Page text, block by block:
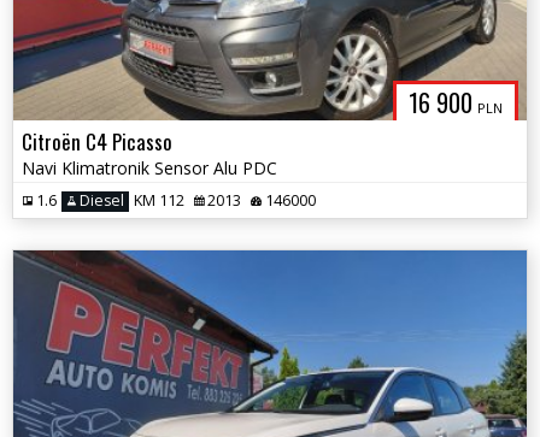
16 900 PLN
Citroën C4 Picasso
Navi Klimatronik Sensor Alu PDC
1.6 Diesel KM 112 2013 146000